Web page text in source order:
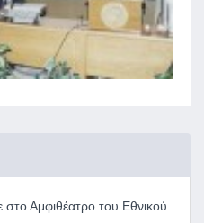
Αμφιθέατρο του Εθνικού